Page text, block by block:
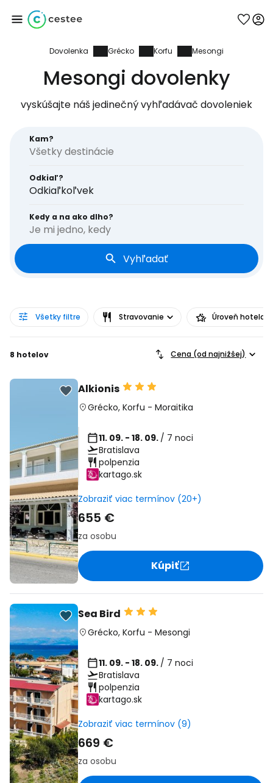
Dovolenka Grécko Korfu Mesongi
Mesongi dovolenky
vyskúšajte náš jedinečný vyhľadávač dovoleniek
Kam?
Odkiaľ?
Odkiaľkoľvek
Kedy a na ako dlho?
Je mi jedno, kedy
Vyhľadať
Všetky filtre Stravovanie Úroveň hotela
8 hotelov Cena (od najnižšej)
Alkionis
Grécko, Korfu - Moraitika
11. 09. - 18. 09. / 7 noci
Bratislava
polpenzia
kartago.sk
Zobraziť viac termínov (20+)
655 €
za osobu
Kúpiť
Sea Bird
Grécko, Korfu - Mesongi
11. 09. - 18. 09. / 7 noci
Bratislava
polpenzia
kartago.sk
Zobraziť viac termínov (9)
669 €
za osobu
Prihláste sa do
služby Cestee
Pokračovať na Facebooku
Pokračovať s e-mailom